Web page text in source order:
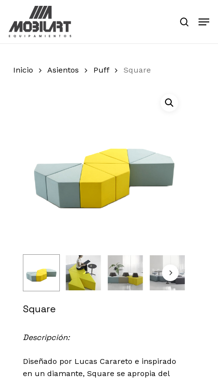
main
search
Inicio Asientos Puff Square
Square
Descripción:
Diseñado porLucas Carareto e inspirado
en un diamante, Square se apropia del